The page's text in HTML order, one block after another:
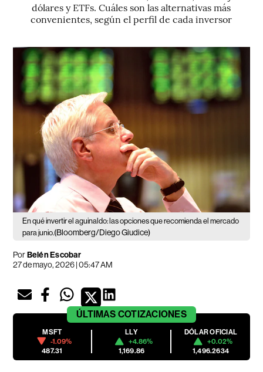
dólares y ETFs. Cuáles son las alternativas más
convenientes, según el perfil de cada inversor
En qué invertir el aguinaldo: las opciones que recomienda el mercado
para junio.(Bloomberg/Diego Giudice)
PorBelén Escobar
27 de mayo, 2026 | 05:47 AM
ÚLTIMAS COTIZACIONES
MSFT
-1.09%
487.31
LLY
+4.86%
1,169.86
DÓLAR OFICIAL
+0.02%
1,496.2634